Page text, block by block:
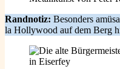
Randnotiz: Besonders
la Hollywood auf dem Berg